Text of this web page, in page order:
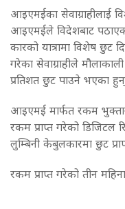
आइएमईका सेवाग्राहीलाई
आइएमईले विदेशबाट
कारको यात्रामा विशेष छुट
गरेका सेवाग्राहीले
प्रतिशत छुट पाउने भएका
आइएमई मार्फत रकम
रकम प्राप्त गरेको डिजिटल
लुम्बिनी केबुलकारमा छुट
रकम प्राप्त गरेको तीन